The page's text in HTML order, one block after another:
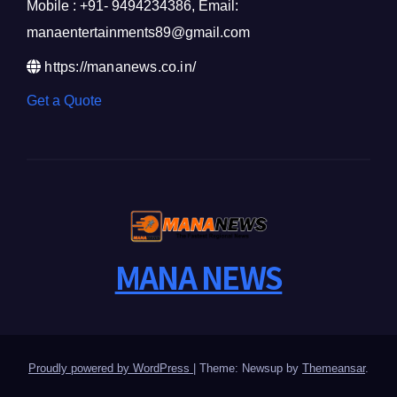
Mobile : +91- 9494234386, Email:
manaentertainments89@gmail.com
https://mananews.co.in/
Get a Quote
MANA NEWS
Proudly powered by WordPress Theme: Newsup by Themeansar.